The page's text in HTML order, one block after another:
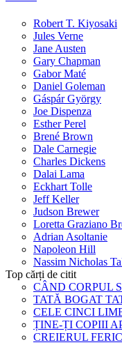
Robert T. Kiyosaki
Jules Verne
Jane Austen
Gary Chapman
Gabor Maté
Daniel Goleman
Gáspár György
Joe Dispenza
Esther Perel
Brené Brown
Dale Carnegie
Charles Dickens
Dalai Lama
Eckhart Tolle
Jeff Keller
Judson Brewer
Loretta Graziano
Adrian Asoltanie
Napoleon Hill
Nassim Nicholas
Top cărți de citit
CÂND CORPUL
TATĂ BOGAT
CELE CINCI
ȚINE-ȚI COPIII
CREIERUL